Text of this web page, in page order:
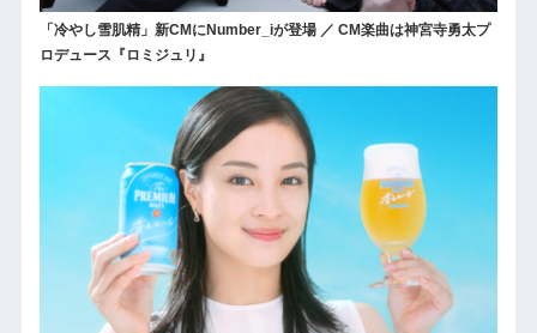
「冷やし雪肌精」新CMにNumber_iが登場 ／ CM楽曲は神宮寺勇太プ
ロデュース『ロミジュリ』